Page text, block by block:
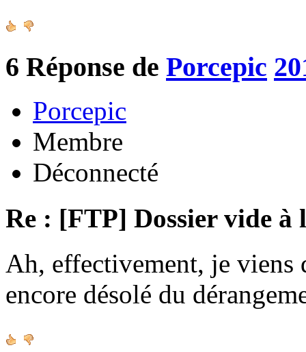
6 Réponse de Porcepic
Porcepic
Membre
Déconnecté
Re : [FTP] Dossier vide à
Ah, effectivement, je
encore désolé du